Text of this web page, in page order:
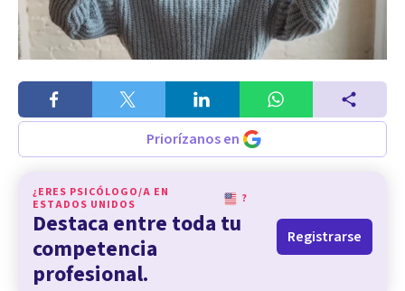
Priorízanos en
¿ERES PSICÓLOGO/A EN
ESTADOS UNIDOS
?
Destaca entre toda tu
competencia
profesional.
Registrarse